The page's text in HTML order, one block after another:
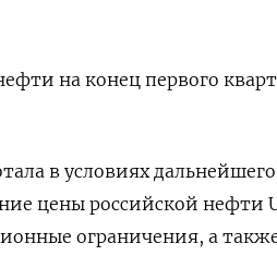
на конец первого
в условиях
цены российской нефти
ограничения, а